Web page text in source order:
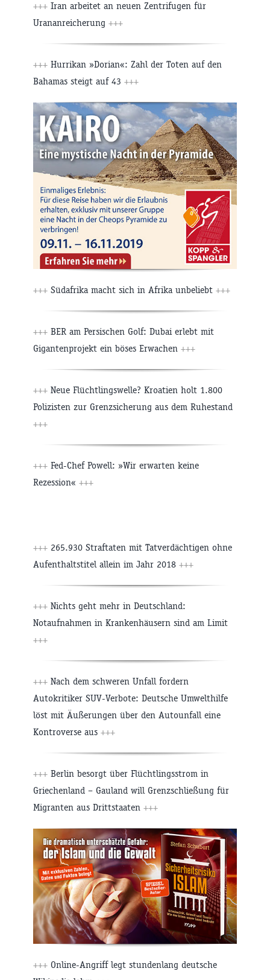
+++ Iran arbeitet an neuen Zentrifugen für
Urananreicherung +++
+++ Hurrikan »Dorian«: Zahl der Toten auf den
Bahamas steigt auf 43 +++
+++ Südafrika macht sich in Afrika unbeliebt +++
+++ BER am Persischen Golf: Dubai erlebt mit
Gigantenprojekt ein böses Erwachen +++
+++ Neue Flüchtlingswelle? Kroatien holt 1.800
Polizisten zur Grenzsicherung aus dem Ruhestand
+++
+++ Fed-Chef Powell: »Wir erwarten keine
Rezession« +++
+++ 265.930 Straftaten mit Tatverdächtigen ohne
Aufenthaltstitel allein im Jahr 2018 +++
+++ Nichts geht mehr in Deutschland:
Notaufnahmen in Krankenhäusern sind am Limit
+++
+++ Nach dem schweren Unfall fordern
Autokritiker SUV-Verbote: Deutsche Umwelthilfe
löst mit Äußerungen über den Autounfall eine
Kontroverse aus +++
+++ Berlin besorgt über Flüchtlingsstrom in
Griechenland – Gauland will Grenzschließung für
Migranten aus Drittstaaten +++
+++ Online-Angriff legt stundenlang deutsche